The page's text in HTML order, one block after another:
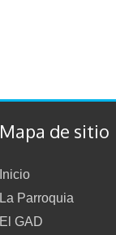
Mapa de sitio
Inicio
La Parroquia
El GAD